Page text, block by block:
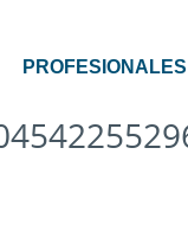
PROFESIONALES